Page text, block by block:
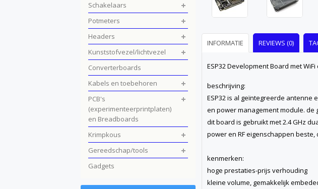
INFORMATIE REVIEWS (0)
ESP32 Development Board met
beschrijving:
ESP32 is al geïntegreerde antenne
en power management module.
dit board is gebruikt met 2.4 GHz
power en RF eigenschappen
kenmerken:
hoge prestaties-prijs verhouding
kleine volume, gemakkelijk
Schakelaars
Potmeters
Headers
Kunststofvezel/lichtvezel
Converterboards
Kabels en toebehoren
PCB's
(experimenteerprintplaten)
en Breadboards
Krimpkous
Gereedschap/tools
Gadgets